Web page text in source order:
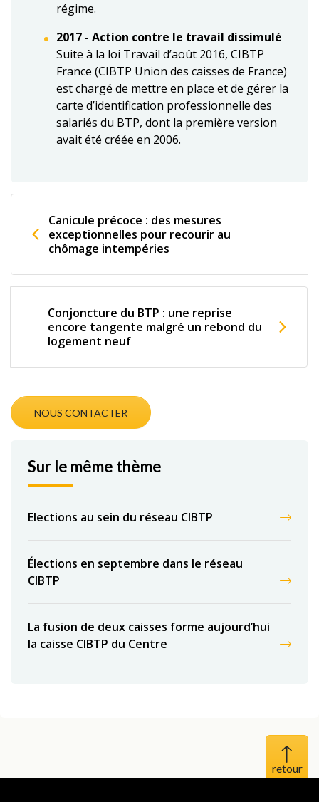
régime.
2017 - Action contre le travail dissimulé
Suite à la loi Travail d’août 2016, CIBTP
France (CIBTP Union des caisses de France)
est chargé de mettre en place et de gérer la
carte d’identification professionnelle des
salariés du BTP, dont la première version
avait été créée en 2006.
Canicule précoce : des mesures
exceptionnelles pour recourir au
chômage intempéries
Conjoncture du BTP : une reprise
encore tangente malgré un rebond du
logement neuf
NOUS CONTACTER
Sur le même thème
Elections au sein du réseau CIBTP
Élections en septembre dans le réseau
CIBTP
La fusion de deux caisses forme aujourd’hui
la caisse CIBTP du Centre
Haut